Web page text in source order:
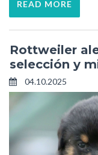
READ MORE
Rottweiler
selección y
04.10.2025